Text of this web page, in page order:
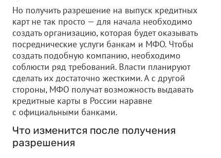
Но получить разрешение на выпуск кредитных
карт не так просто — для начала необходимо
создать организацию, которая будет оказывать
посреднические услуги банкам и МФО. Чтобы
создать подобную компанию, необходимо
соблюсти ряд требований. Власти планируют
сделать их достаточно жесткими. А с другой
стороны, МФО получат возможность выдавать
кредитные карты в России наравне
с официальными банками.
Что изменится после получения
разрешения